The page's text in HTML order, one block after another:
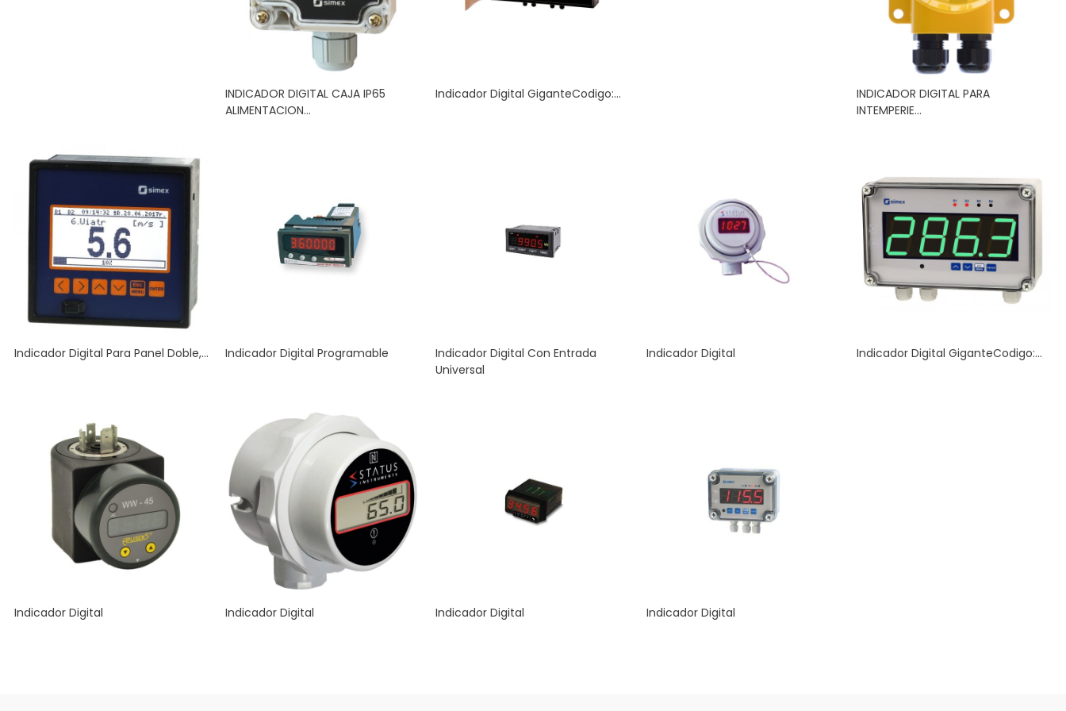
INDICADOR DIGITAL CAJA IP65
ALIMENTACION...
Indicador Digital GiganteCodigo:...
INDICADOR DIGITAL PARA
INTEMPERIE...
Indicador Digital Para Panel Doble,... Indicador Digital Programable
Indicador Digital Con Entrada
Universal
Indicador Digital Indicador Digital GiganteCodigo:...
Indicador Digital Indicador Digital Indicador Digital Indicador Digital